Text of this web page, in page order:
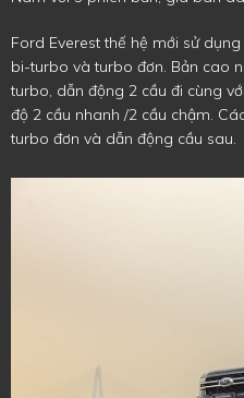
Ford Everest thế hệ mới sử
bi-turbo và turbo đơn. Bản cao
turbo, dẫn động 2 cầu đi cùng
độ 2 cầu nhanh /2 cầu chậm.
turbo đơn và dẫn động cầu sau.